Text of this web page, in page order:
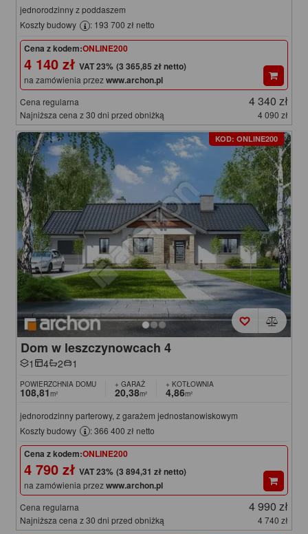
jednorodzinny z poddaszem
Koszty budowy
: 193 700 zł netto
Cena z kodem:ONLINE200
4 140 zł (3 365,85 zł netto)
na zamówienia przezwww.archon.pl
Cena regularna 4 340 zł
Najniższa cena z 30 dni przed obniżką 4 090 zł
KOD: ONLINE200
Dom w leszczynowcach 4
1 4 2 1
POWIERZCHNIA DOMU
108,81m²
+ GARAŻ
20,38m²
+ KOTŁOWNIA
4,86m²
jednorodzinny parterowy, z garażem jednostanowiskowym
Koszty budowy
: 366 400 zł netto
Cena z kodem:ONLINE200
4 790 zł (3 894,31 zł netto)
na zamówienia przezwww.archon.pl
Cena regularna 4 990 zł
Najniższa cena z 30 dni przed obniżką 4 740 zł